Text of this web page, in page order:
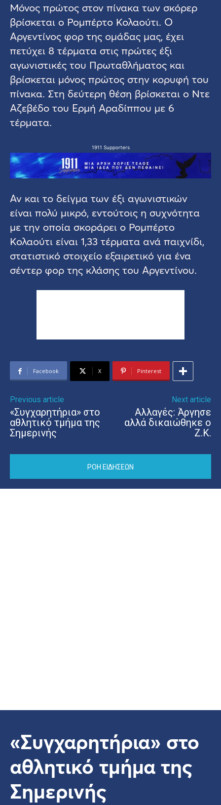
Μόνος πρώτος στον πίνακα των σκόρερ
βρίσκεται ο Ρομπέρτο Κολαούτι. Ο
Αργεντίνος φορ της ομάδας μας, έχει
πετύχει 8 τέρματα στις πρώτες έξι
αγωνιστικές του Πρωταθλήματος και
βρίσκεται μόνος πρώτος στην κορυφή του
πίνακα. Στη δεύτερη θέση βρίσκεται ο Ντε
Αζεβέδο του Ερμή Αραδίππου με 6
τέρματα.
1911 Supporters
Αν και το δείγμα των έξι αγωνιστικών
είναι πολύ μικρό, εντούτοις η συχνότητα
με την οποία σκοράρει ο Ρομπέρτο
Κολαούτι είναι 1,33 τέρματα ανά παιχνίδι,
στατιστικό στοιχείο εξαιρετικό για ένα
σέντερ φορ της κλάσης του Αργεντίνου.
Facebook X Pinterest
Previous article
«Συγχαρητήρια» στο
αθλητικό τμήμα της
Σημερινής
Next article
Αλλαγές: Άργησε
αλλά δικαιώθηκε ο
Ζ.Κ.
ΡΟΗ ΕΙΔΗΣΕΩΝ